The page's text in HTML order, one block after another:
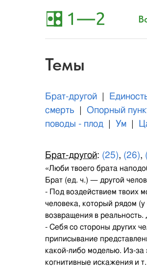
Темы
Брат-другой
смерть
Опорный
поводы - плод
Ум
Брат-другой: (25), (26),
«Люби твоего брата
Брат (ед. ч.) — другой
- Под воздействием твоих
человека, который рядом
возвращения в
- Себя со стороны других
приписывание
какой-либо моделью. Из-за
когнитивные искажения и